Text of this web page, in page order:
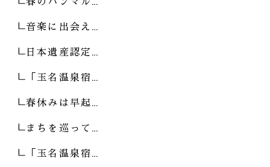
音楽に出会え…
日本遺産認定…
「玉名温泉宿…
春休みは早起…
まちを巡って…
「玉名温泉宿…